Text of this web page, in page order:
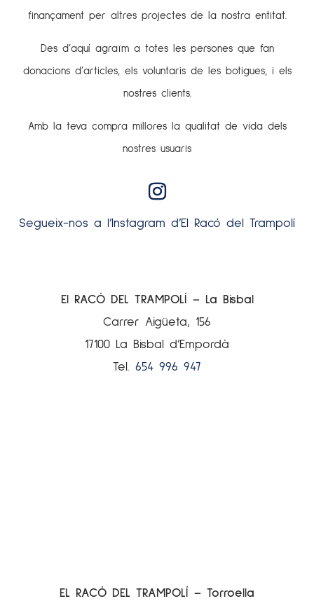
finançament per altres projectes de la nostra entitat.
Des d’aquí agraïm a totes les persones que fan
donacions d’articles, els voluntaris de les botigues, i els
nostres clients.
Amb la teva compra millores la qualitat de vida dels
nostres usuaris
Segueix-nos a l’Instagram d’El Racó del Trampolí
El RACÓ DEL TRAMPOLÍ – La Bisbal
Carrer Aigüeta, 156
17100 La Bisbal d’Empordà
Tel. 654 996 947
EL RACÓ DEL TRAMPOLÍ – Torroella